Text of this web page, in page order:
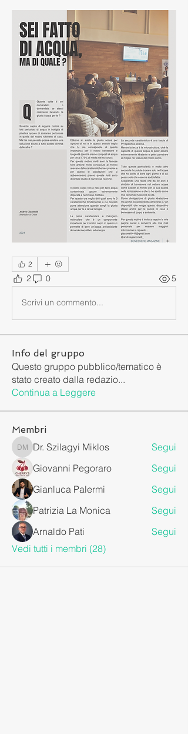
2
2 0 5
Scrivi un commento...
Info del gruppo
Questo gruppo pubblico/tematico è
stato creato dalla redazio...
Continua a Leggere
Membri
Dr. Szilagyi Miklos
Dr. Szilagyi Miklos
Segui
Giovanni Pegoraro
Segui
Gianluca Palermi
Segui
Patrizia La Monica
Segui
Arnaldo Pati
Segui
Vedi tutti i membri (28)